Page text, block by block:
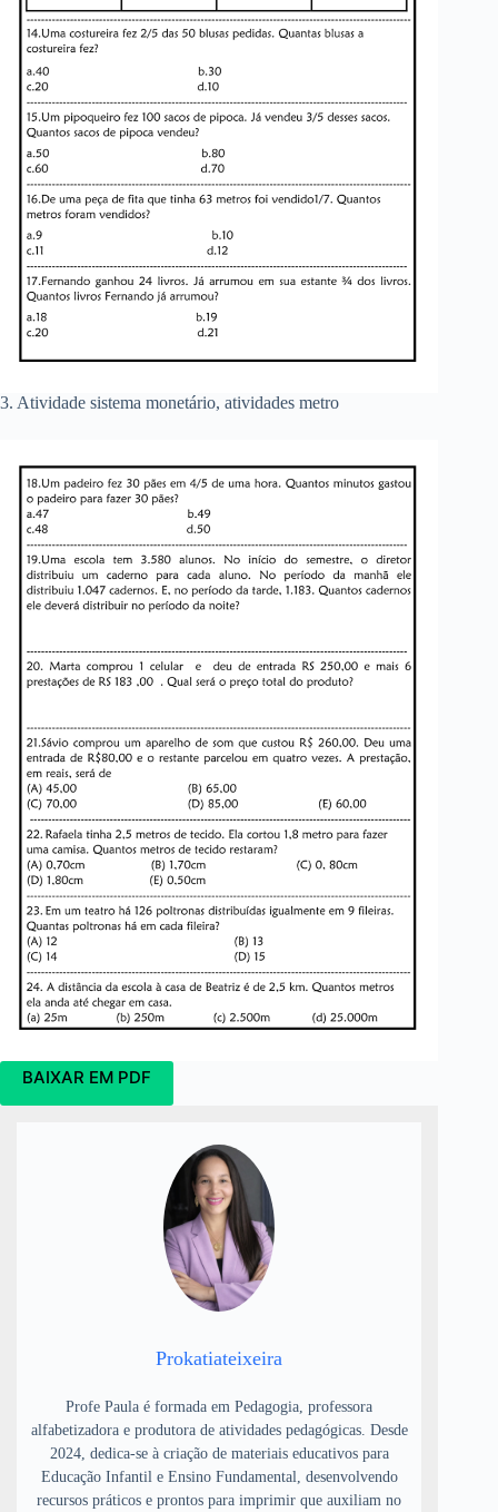
3. Atividade sistema monetário, atividades metro
BAIXAR EM PDF
Prokatiateixeira
Profe Paula é formada em Pedagogia, professora
alfabetizadora e produtora de atividades pedagógicas. Desde
2024, dedica-se à criação de materiais educativos para
Educação Infantil e Ensino Fundamental, desenvolvendo
recursos práticos e prontos para imprimir que auxiliam no